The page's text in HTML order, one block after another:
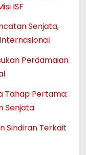
ISF
Senjata,
Perdamaian
Tahap Pertama:
Senjata
Sindiran Terkait